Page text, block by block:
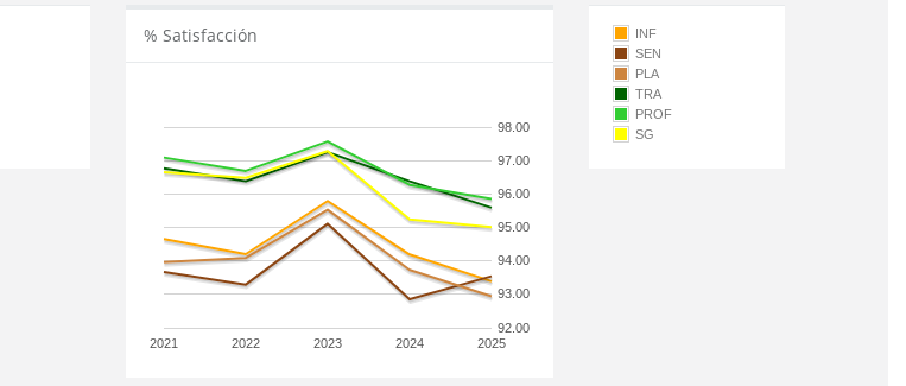
% Satisfacción
2021 2022 2023 2024 2025
92.00
93.00
94.00
95.00
96.00
97.00
98.00
INF
SEN
PLA
TRA
PROF
SG